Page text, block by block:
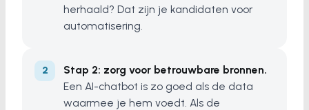
herhaald? Dat zijn je kandidaten voor
automatisering.
Stap 2: zorg voor betrouwbare bronnen.
Een AI-chatbot is zo goed als de data
waarmee je hem voedt. Als de